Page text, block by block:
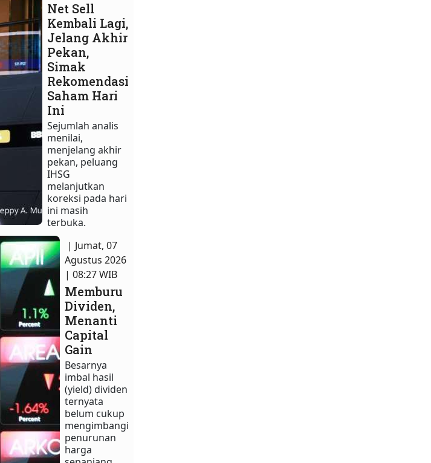
Net Sell
Kembali Lagi,
Jelang Akhir
Pekan,
Simak
Rekomendasi
Saham Hari
Ini
Sejumlah analis
menilai,
menjelang akhir
pekan, peluang
IHSG
melanjutkan
koreksi pada hari
ini masih
terbuka.
| Jumat, 07
Agustus 2026
| 08:27 WIB
Memburu
Dividen,
Menanti
Capital
Gain
Besarnya
imbal hasil
(yield) dividen
ternyata
belum cukup
mengimbangi
penurunan
harga